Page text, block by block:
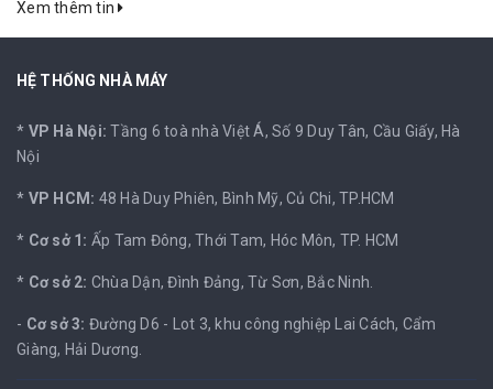
Xem thêm tin
HỆ THỐNG NHÀ MÁY
* VP Hà Nội: Tầng 6 toà nhà Việt Á, Số 9 Duy Tân, Cầu Giấy, Hà
Nội
* VP HCM: 48 Hà Duy Phiên, Bình Mỹ, Củ Chi, TP.HCM
* Cơ sở 1: Ấp Tam Đông, Thới Tam, Hóc Môn, TP. HCM
* Cơ sở 2: Chùa Dận, Đình Đảng, Từ Sơn, Bắc Ninh.
- Cơ sở 3: Đường D6 - Lot 3, khu công nghiệp Lai Cách, Cẩm
Giàng, Hải Dương.